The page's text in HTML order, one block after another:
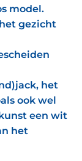
model.
gezicht
het
ook wel
een wit
het